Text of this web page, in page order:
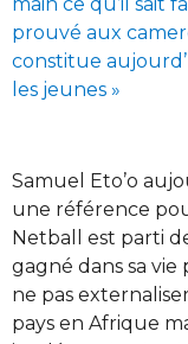
prouvé aux
constitue
les jeunes »
Samuel Eto’o
une référence
Netball est parti
gagné dans sa vie
ne pas
pays en Afrique